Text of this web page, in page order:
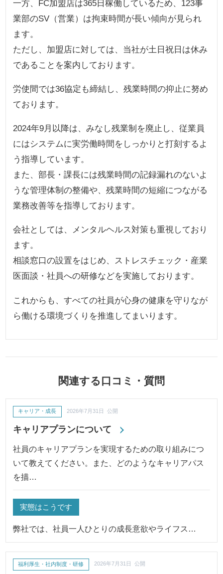
一方、FC加盟店は365日稼働しているため、123事
業部のSV（営業）は拘束時間が長い傾向が見られ
ます。
ただし、加盟店に対しては、当社が土日祝日は休み
であることを案内しております。
労使間では36協定も締結し、残業時間の抑止に努め
ております。
2024年9月以降は、みなし残業制を廃止し、従業員
にはシステムに実労働時間をしっかりと打刻するよ
う指導しています。
また、部長・課長には残業時間の記録漏れのないよ
うな管理体制の整備や、残業時間の短縮につながる
業務改善等を指導しております。
会社としては、メンタルヘルス対策も重視しており
ます。
相談窓口の設置をはじめ、ストレスチェック・産業
医面談・社員への研修などを実施しております。
これからも、すべての社員が心身の健康を守りなが
ら働ける環境づくりを推進してまいります。
関連する口コミ・質問
キャリアプランについて
キャリア・成長 2026年7月31日 公開
社員のキャリアプランを実現するための取り組みにつ
いて教えてください。また、どのようなキャリアパス
を描…
実態はこうです
弊社では、社員一人ひとりの成長意欲やライフス…
福利厚生・社内制度・研修 2026年7月31日 公開